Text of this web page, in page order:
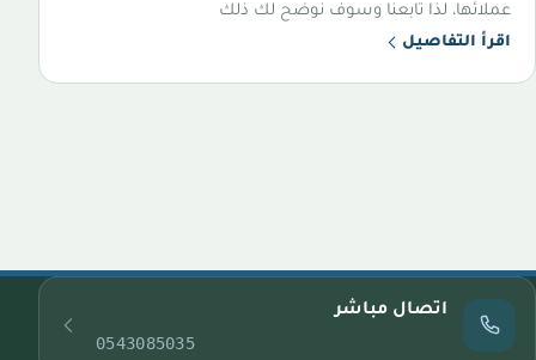
عملائها، لذا تابعنا وسوف نوضح لك ذلك
اقرأ التفاصيل
اتصال مباشر
0543085035